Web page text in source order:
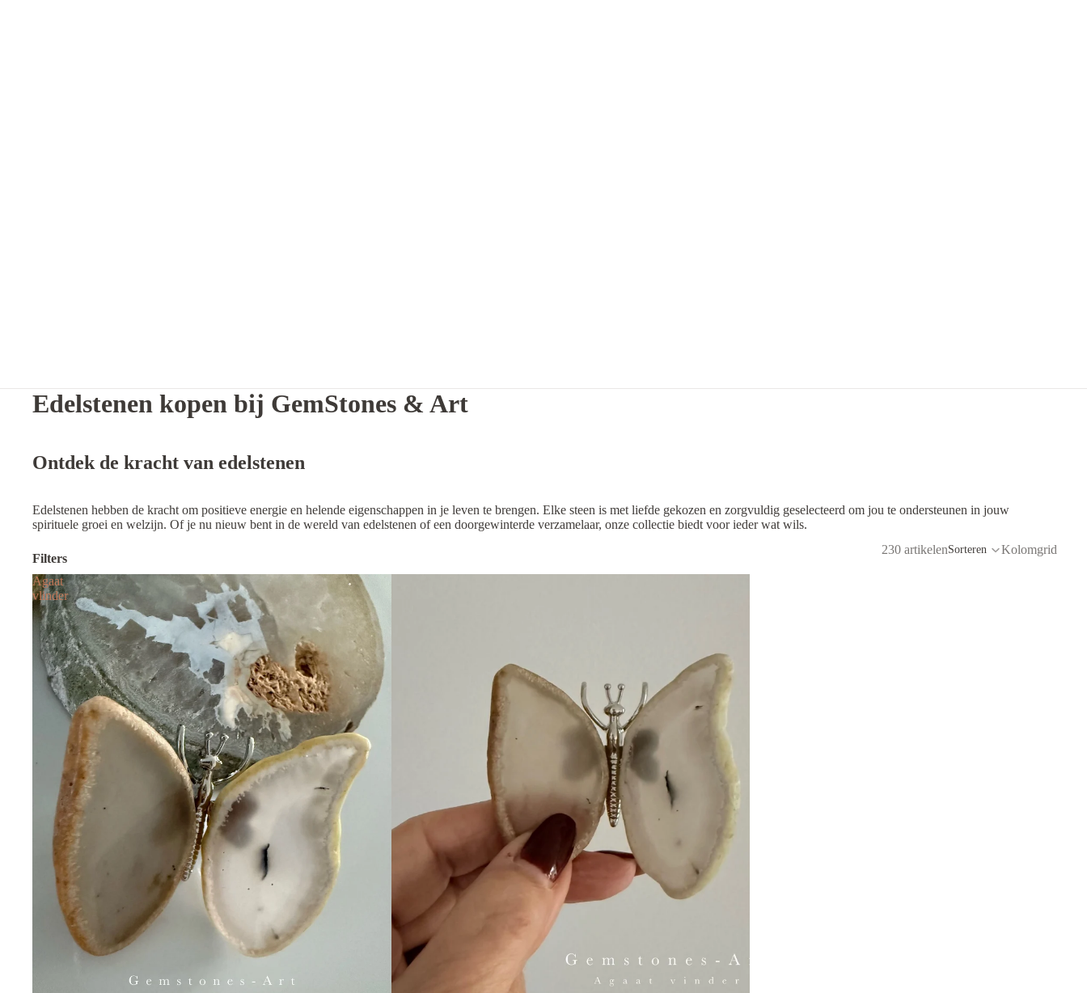
Edelstenen kopen bij GemStones & Art
Ontdek de kracht van edelstenen
Edelstenen hebben de kracht om positieve energie en helende eigenschappen in je leven te brengen. Elke steen is met liefde gekozen en zorgvuldig geselecteerd om jou te ondersteunen in jouw
spirituele groei en welzijn. Of je nu nieuw bent in de wereld van edelstenen of een doorgewinterde verzamelaar, onze collectie biedt voor ieder wat wils.
Filters
230 artikelenSorteren Kolomgrid
Agaat
vlinder